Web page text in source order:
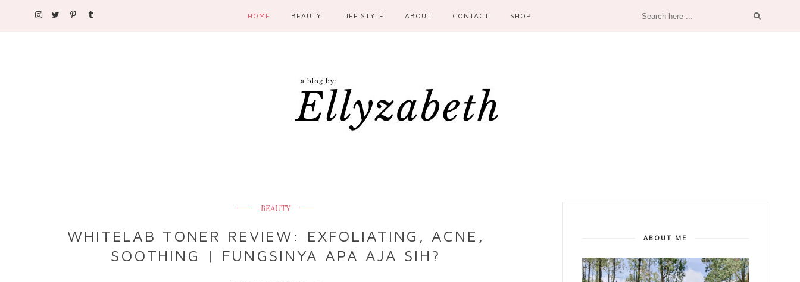
HOME BEAUTY LIFE STYLE ABOUT CONTACT SHOP
BEAUTY
WHITELAB TONER REVIEW: EXFOLIATING, ACNE,
SOOTHING | FUNGSINYA APA AJA SIH?
ABOUT ME